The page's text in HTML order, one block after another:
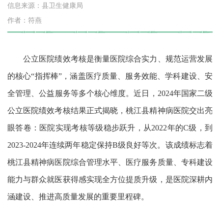
信息来源：县卫生健康局
作者：符燕
公立医院绩效考核是衡量医院综合实力、规范运营发展
的核心“指挥棒”，涵盖医疗质量、服务效能、学科建设、安
全管理、公益服务等多个核心维度。近日，2024年国家二级
公立医院绩效考核结果正式揭晓，桃江县精神病医院交出亮
眼答卷：医院实现考核等级稳步跃升，从2022年的C级，到
2023-2024年连续两年稳定保持B级良好等次。该成绩标志着
桃江县精神病医院综合管理水平、医疗服务质量、专科建设
能力与群众就医获得感实现全方位提质升级，是医院深耕内
涵建设、推进高质量发展的重要里程碑。